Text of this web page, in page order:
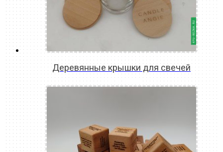
Деревянные крышки для свечей
READ MORE